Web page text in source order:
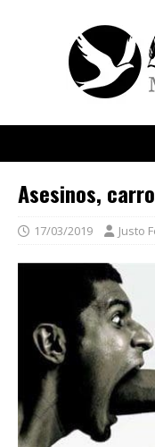
Asesinos,
17/03/2019 Justo